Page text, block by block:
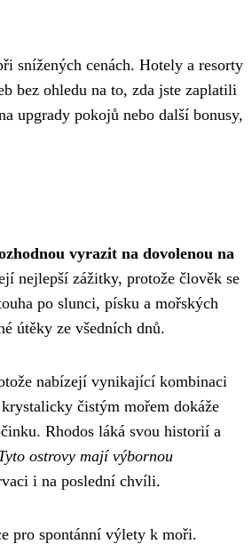
snížených cenách. Hotely a resorty
bez ohledu na to, zda jste zaplatili
upgrady pokojů nebo další bonusy,
vyrazit na dovolenou na
nejlepší zážitky, protože člověk se
po slunci, písku a mořských
útěky ze všedních dnů.
nabízejí vynikající kombinaci
čistým mořem dokáže
Rhodos láká svou historií a
ostrovy mají výbornou
i na poslední chvíli.
pro spontánní výlety k moři.